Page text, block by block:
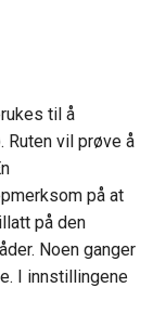
til å
Ruten vil prøve å
på at
på den
Noen ganger
I innstillingene